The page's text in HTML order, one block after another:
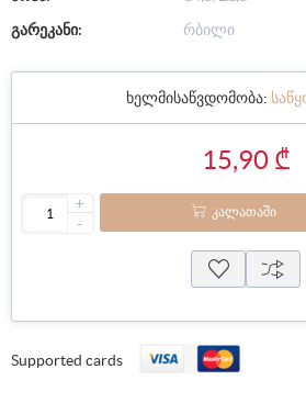
გარეკანი:
რბილი
ხელმისაწვდომობა:
15,90 ₾
+
-
ᲙᲐᲚᲐᲗᲐᲨᲘ
Supported cards